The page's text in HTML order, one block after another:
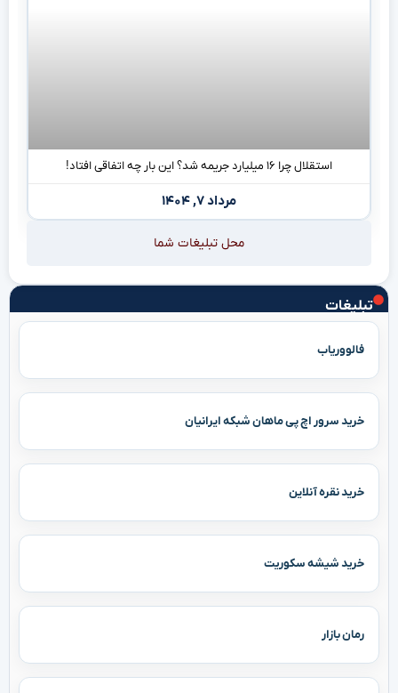
تبلیغات
فالووریاب
خرید سرور اچ پی ماهان شبکه ایرانیان
خرید نقره آنلاین
خرید شیشه سکوریت
رمان بازار
استقلال چرا ۱۶ میلیارد جریمه شد؟ این بار چه اتفاقی افتاد!
مرداد ۷, ۱۴۰۴
محل تبلیغات شما